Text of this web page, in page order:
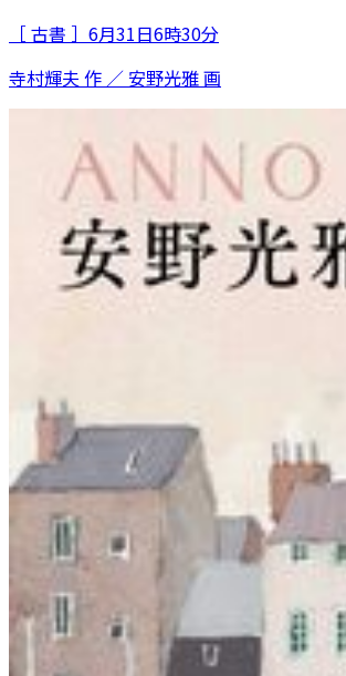
［ 古書 ］6月31日6時30分
寺村輝夫 作 ／ 安野光雅 画